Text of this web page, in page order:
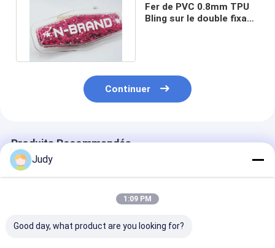
Fer de PVC 0.8mm TPU
Bling sur le double fixage
Continuer
Produits Recommandés
Judy
1:09 PM
Good day, what product are you looking for?